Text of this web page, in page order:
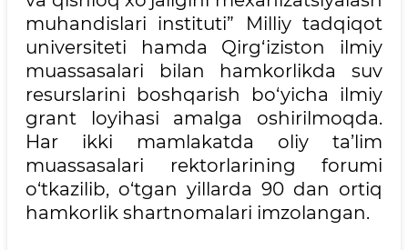
muhandislari instituti” Milliy tadqiqot
universiteti hamda Qirg‘iziston ilmiy
muassasalari bilan hamkorlikda suv
resurslarini boshqarish bo‘yicha ilmiy
grant loyihasi amalga oshirilmoqda.
Har ikki mamlakatda oliy ta’lim
muassasalari rektorlarining forumi
o‘tkazilib, o‘tgan yillarda 90 dan ortiq
hamkorlik shartnomalari imzolangan.